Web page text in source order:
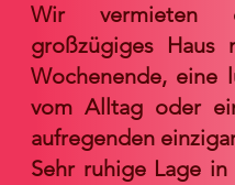
Wir vermieten
großzügiges
Wochenende, eine
vom Alltag oder
aufregenden
Sehr ruhige Lage